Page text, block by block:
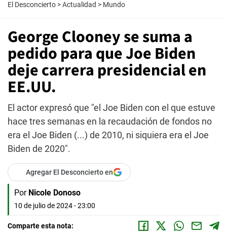
El Desconcierto >Actualidad > Mundo
George Clooney se suma a
pedido para que Joe Biden
deje carrera presidencial en
EE.UU.
El actor expresó que "el Joe Biden con el que estuve
hace tres semanas en la recaudación de fondos no
era el Joe Biden (...) de 2010, ni siquiera era el Joe
Biden de 2020".
Agregar El Desconcierto en
Por Nicole Donoso
10 de julio de 2024 - 23:00
Comparte esta nota: